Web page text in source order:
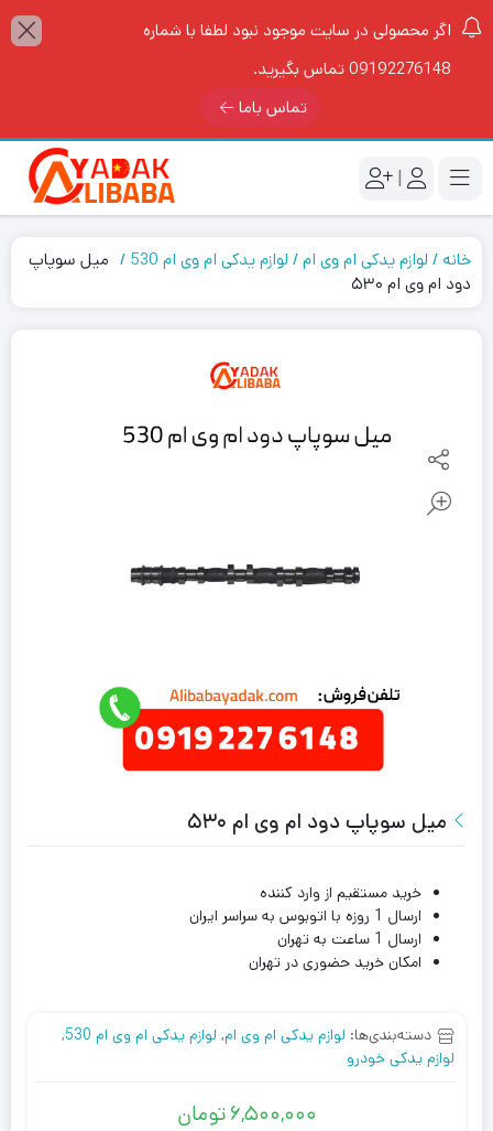
اگر محصولی در سایت موجود نبود لطفا با شماره
09192276148 تماس بگیرید.
تماس باما
|
خانه لوازم یدکی ام وی ام لوازم یدکی ام وی ام 530
میل سوپاپ
دود ام وی ام ۵۳۰
میل سوپاپ دود ام وی ام ۵۳۰
خرید مستقیم از وارد کننده
ارسال 1 روزه با اتوبوس به سراسر ایران
ارسال 1 ساعت به تهران
امکان خرید حضوری در تهران
دسته‌بندی‌ها: لوازم یدکی ام وی ام, لوازم یدکی ام وی ام 530
,
لوازم یدکی خودرو
6,500,000 تومان